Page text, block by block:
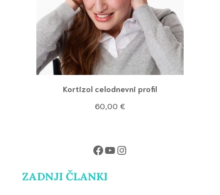
Kortizol celodnevni profil
60,00 €
Facebook
YouTube
Instagram
ZADNJI ČLANKI